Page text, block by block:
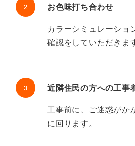
お色味打ち合わせ
カラーシミュレーショ
確認をしていただきま
近隣住民の方への工事
工事前に、ご迷惑がか
に回ります。